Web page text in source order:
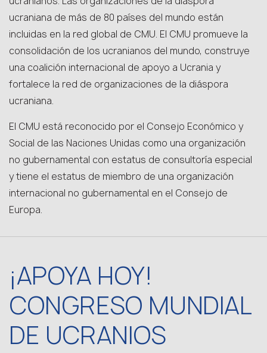
ucraniana de más de 80 países del mundo están
incluidas en la red global de CMU. El CMU promueve la
consolidación de los ucranianos del mundo, construye
una coalición internacional de apoyo a Ucrania y
fortalece la red de organizaciones de la diáspora
ucraniana.
El CMU está reconocido por el Consejo Económico y
Social de las Naciones Unidas como una organización
no gubernamental con estatus de consultoría especial
y tiene el estatus de miembro de una organización
internacional no gubernamental en el Consejo de
Europa.
¡APOYA HOY!
CONGRESO MUNDIAL
DE UCRANIOS